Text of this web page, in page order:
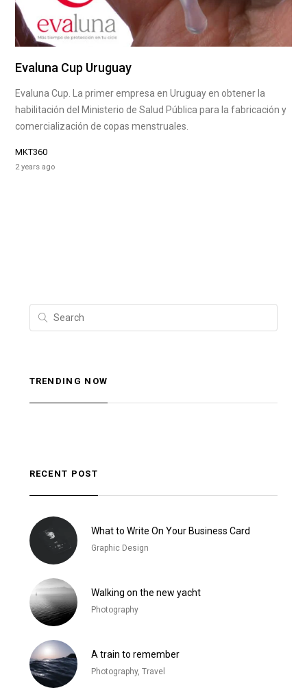
Evaluna Cup Uruguay
Evaluna Cup. La primer empresa en Uruguay en obtener la
habilitación del Ministerio de Salud Pública para la fabricación y
comercialización de copas menstruales.
MKT360
2 years ago
TRENDING NOW
RECENT POST
What to Write On Your Business Card
Graphic Design
Walking on the new yacht
Photography
A train to remember
Photography, Travel